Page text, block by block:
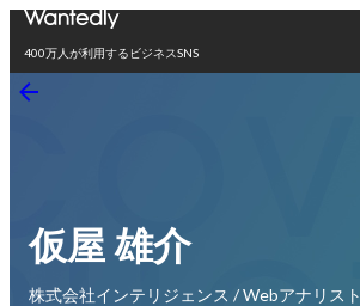
400万人が利用するビジネスSNS
仮屋 雄介
株式会社インテリジェンス / Webアナリスト